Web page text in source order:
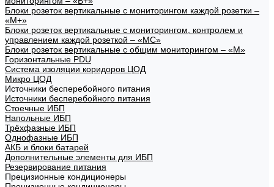
Блоки розеток вертикальные с мониторингом каждой розетки –
«М+»
Блоки розеток вертикальные с мониторингом, контролем и
управлением каждой розеткой – «МС»
Блоки розеток вертикальные с общим мониторингом – «М»
Горизонтальные PDU
Система изоляции коридоров ЦОД
Микро ЦОД
Источники бесперебойного питания
Источники бесперебойного питания
Стоечные ИБП
Напольные ИБП
Трёхфазные ИБП
Однофазные ИБП
АКБ и блоки батарей
Дополнительные элементы для ИБП
Резервирование питания
Прецизионные кондиционеры